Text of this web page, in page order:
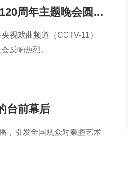
“越韵华光·百廿流芳”纪念越剧诞生120周年主题晚会圆满播出
视戏曲频道（CCTV-11）
反响热烈。
台前幕后
，引发全国观众对秦腔艺术